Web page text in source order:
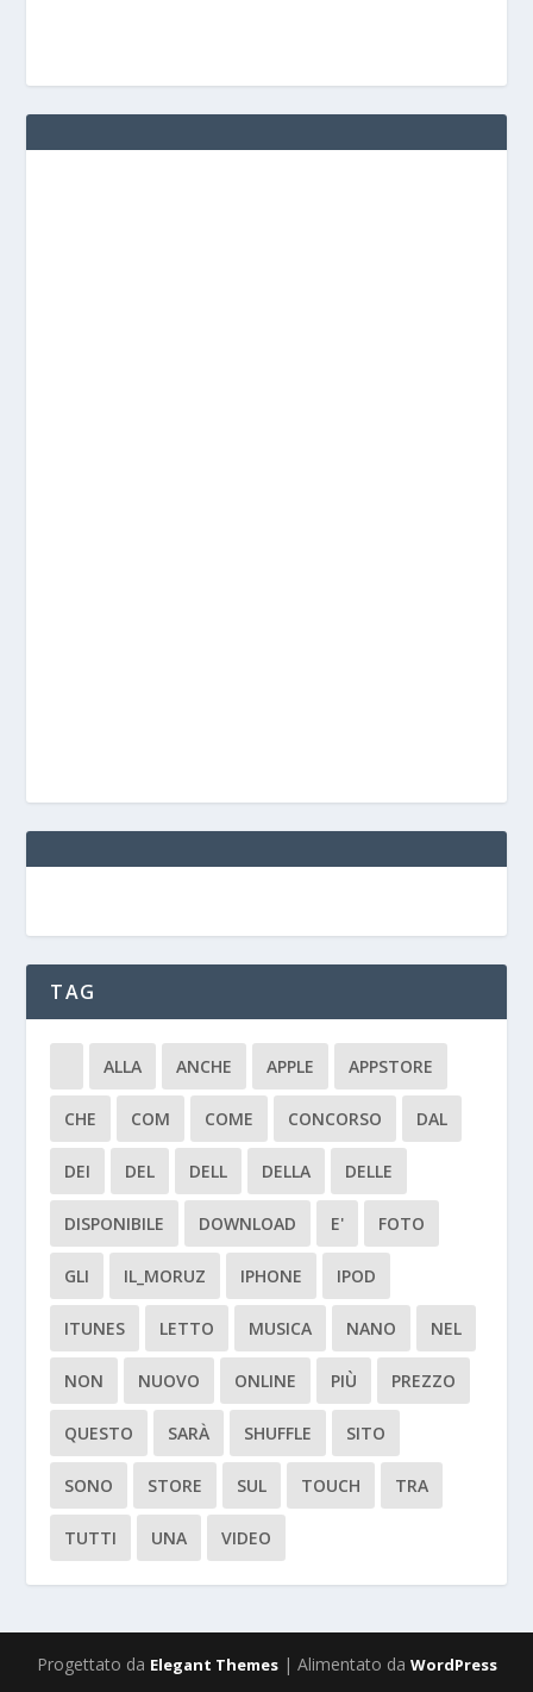
TAG
ALLA ANCHE APPLE APPSTORE
CHE COM COME CONCORSO DAL
DEI DEL DELL DELLA DELLE
DISPONIBILE DOWNLOAD E' FOTO
GLI IL_MORUZ IPHONE IPOD
ITUNES LETTO MUSICA NANO NEL
NON NUOVO ONLINE PIÙ PREZZO
QUESTO SARÀ SHUFFLE SITO
SONO STORE SUL TOUCH TRA
TUTTI UNA VIDEO
Progettato da Elegant Themes| Alimentato da WordPress